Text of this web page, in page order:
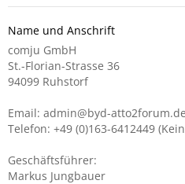
Name und Anschrift
comju GmbH
St.-Florian-Strasse 36
94099 Ruhstorf
Email: admin@byd-atto2forum.de
Telefon: +49 (0)163-6412449
Geschäftsführer:
Markus Jungbauer